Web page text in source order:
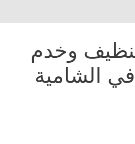
وخدم
الشامية